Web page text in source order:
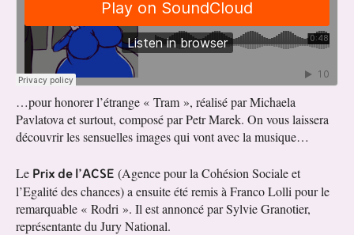
…pour honorer l’étrange « Tram », réalisé par Michaela
Pavlatova et surtout, composé par Petr Marek. On vous laissera
découvrir les sensuelles images qui vont avec la musique…
Le Prix de l’ACSE (Agence pour la Cohésion Sociale et
l’Egalité des chances) a ensuite été remis à Franco Lolli pour le
remarquable « Rodri ». Il est annoncé par Sylvie Granotier,
représentante du Jury National.